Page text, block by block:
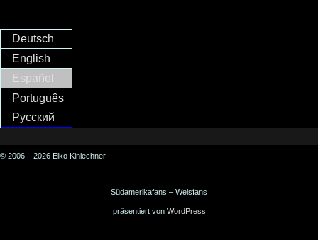
Deutsch
English
Español
Português
Русский
© 2006 – 2026 Elko Kinlechner
Südamerikafans – Welsfans
präsentiert von WordPress